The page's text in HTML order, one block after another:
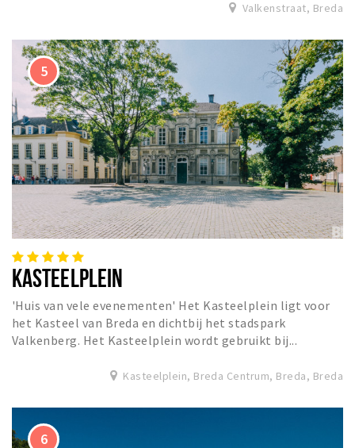
Valkenstraat, Breda
KASTEELPLEIN
'Huis van vele evenementen' Het Kasteelplein ligt voor
het Kasteel van Breda en dichtbij het stadspark
Valkenberg. Het Kasteelplein wordt gebruikt bij...
Kasteelplein, Breda Centrum, Breda, Breda